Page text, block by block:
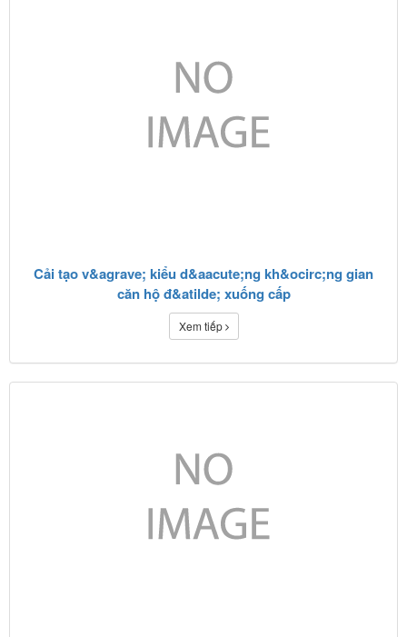
Cải tạo v&agrave; kiểu d&aacute;ng kh&ocirc;ng gian
căn hộ đ&atilde; xuống cấp
Xem tiếp